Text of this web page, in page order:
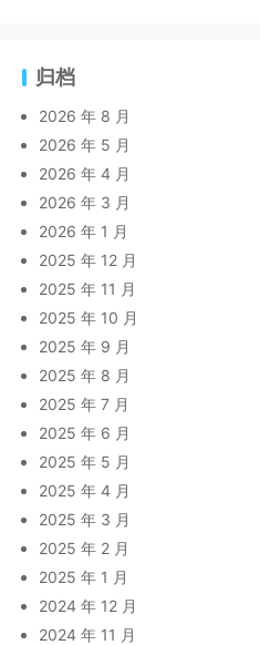
归档
2026 年 8 月
2026 年 5 月
2026 年 4 月
2026 年 3 月
2026 年 1 月
2025 年 12 月
2025 年 11 月
2025 年 10 月
2025 年 9 月
2025 年 8 月
2025 年 7 月
2025 年 6 月
2025 年 5 月
2025 年 4 月
2025 年 3 月
2025 年 2 月
2025 年 1 月
2024 年 12 月
2024 年 11 月